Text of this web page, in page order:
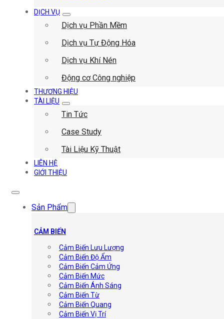
DỊCH VỤ
Dịch vụ Phần Mềm
Dịch vụ Tự Động Hóa
Dịch vụ Khí Nén
Động cơ Công nghiệp
THƯƠNG HIỆU
TÀI LIỆU
Tin Tức
Case Study
Tài Liệu Kỹ Thuật
LIÊN HỆ
GIỚI THIỆU
Sản Phẩm
CẢM BIẾN
Cảm Biến Lưu Lượng
Cảm Biến Độ Ẩm
Cảm Biến Cảm Ứng
Cảm Biến Mức
Cảm Biến Ánh Sáng
Cảm Biến Từ
Cảm Biến Quang
Cảm Biến Vị Trí